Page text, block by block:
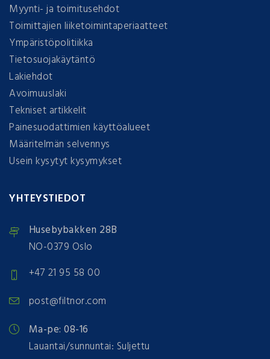
Myynti- ja toimitusehdot
Toimittajien liiketoimintaperiaatteet
Ympäristöpolitiikka
Tietosuojakäytäntö
Lakiehdot
Avoimuuslaki
Tekniset artikkelit
Painesuodattimien käyttöalueet
Määritelmän selvennys
Usein kysytyt kysymykset
YHTEYSTIEDOT
Husebybakken 28B
NO-0379 Oslo
+47 21 95 58 00
post@filtnor.com
Ma-pe: 08-16
Lauantai/sunnuntai: Suljettu